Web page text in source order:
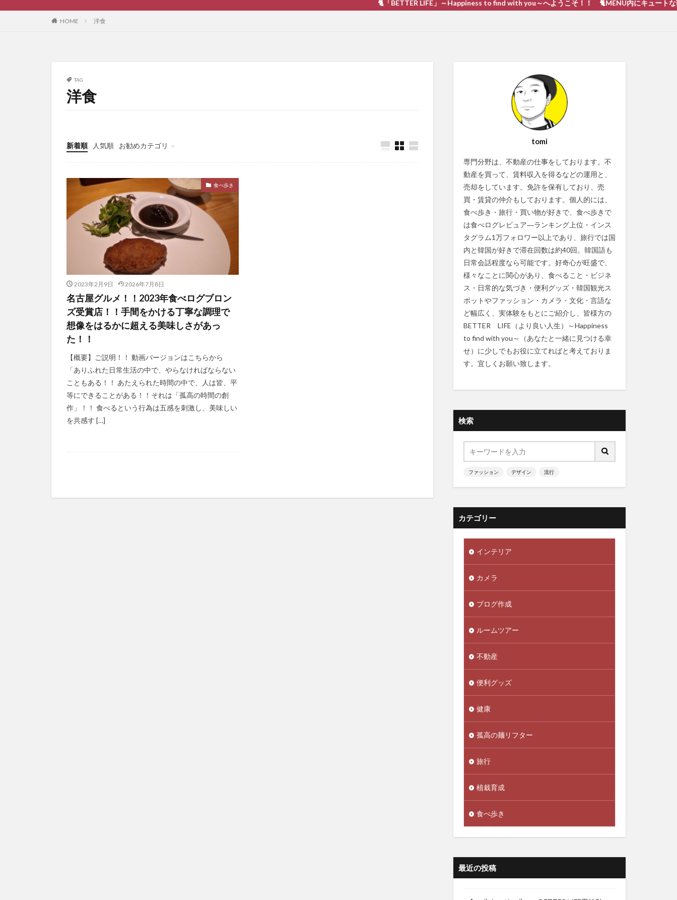
🐈「BETTER LIFE」～Happiness to find with you～へようこそ！！ 🐈MENU内にキュートな戦い 猫動画あ
HOME 洋食
TAG
洋食
新着順 人気順
お勧めカテゴリ
ブログ作成
食べ歩き
2023年2月9日 2026年7月8日
名古屋グルメ！！2023年食べログブロン
ズ受賞店！！手間をかける丁寧な調理で
想像をはるかに超える美味しさがあっ
た！！
【概要】ご説明！！ 動画バージョンはこちらから
「ありふれた日常生活の中で、やらなければならない
こともある！！ あたえられた時間の中で、人は皆、平
等にできることがある！！それは「孤高の時間の創
作」！！ 食べるという行為は五感を刺激し、美味しい
を共感す […]
tomi
専門分野は、不動産の仕事をしております。不
動産を買って、賃料収入を得るなどの運用と、
売却をしています。免許を保有しており、売
買・賃貸の仲介もしております。個人的には、
食べ歩き・旅行・買い物が好きで、食べ歩きで
は食べログレビュア―ランキング上位・インス
タグラム1万フォロワー以上であり、旅行では国
内と韓国が好きで滞在回数は約40回。韓国語も
日常会話程度なら可能です。好奇心が旺盛で、
様々なことに関心があり、食べること・ビジネ
ス・日常的な気づき・便利グッズ・韓国観光ス
ポットやファッション・カメラ・文化・言語な
ど幅広く、実体験をもとにご紹介し、皆様方の
BETTER LIFE（より良い人生）～Happiness
to find with you～（あなたと一緒に見つける幸
せ）に少しでもお役に立てればと考えておりま
す。宜しくお願い致します。
検索
ファッション デザイン 流行
カテゴリー
インテリア
カメラ
ブログ作成
ルームツアー
不動産
便利グッズ
健康
孤高の麺リフター
旅行
植栽育成
食べ歩き
最近の投稿